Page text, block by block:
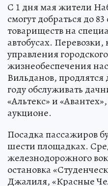
С 1 дня мая жители
смогут добраться до
товариществ на
автобусах.
управления
жизнеобеспечения
Вильданов, продлятся
году обслуживать
«Альтекс» и
аукционе.
Посадка пассажиров
шести площадках.
железнодорожного
остановка
Джалиля, «Красные